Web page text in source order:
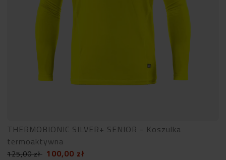
THERMOBIONIC SILVER+ SENIOR - Koszulka
termoaktywna
125,00zł 100,00 zł